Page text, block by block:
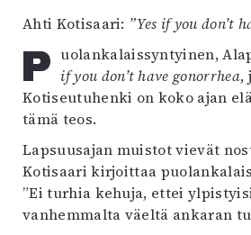
Tanssi
Tanssi
Sarjakuva
Sámegillii
Oulu2026
Näyttelyt
Musiikki
Levyt
1/2026
6/2025
5/2025 saame
5/2025
Ahti Kotisaari: ”Yes if you don’t
Puolankalaissyntyinen,
if you don’t have gonorrhea,
Kotiseutuhenki on koko ajan
tämä teos.
Lapsuusajan muistot vievät
Kotisaari kirjoittaa
”Ei turhia kehuja, ettei
vanhemmalta väeltä ankaran